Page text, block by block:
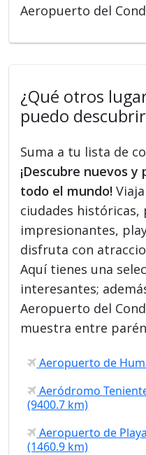
Aeropuerto del
¿Qué otros
puedo
Suma a tu lista de
¡Descubre nuevos
todo el mundo!
ciudades históricas,
impresionantes,
disfruta con
Aquí tienes una
interesantes;
Aeropuerto del
muestra entre
Aeropuerto de
Aeródromo
(9400.7 km)
Aeropuerto de
(1460.9 km)